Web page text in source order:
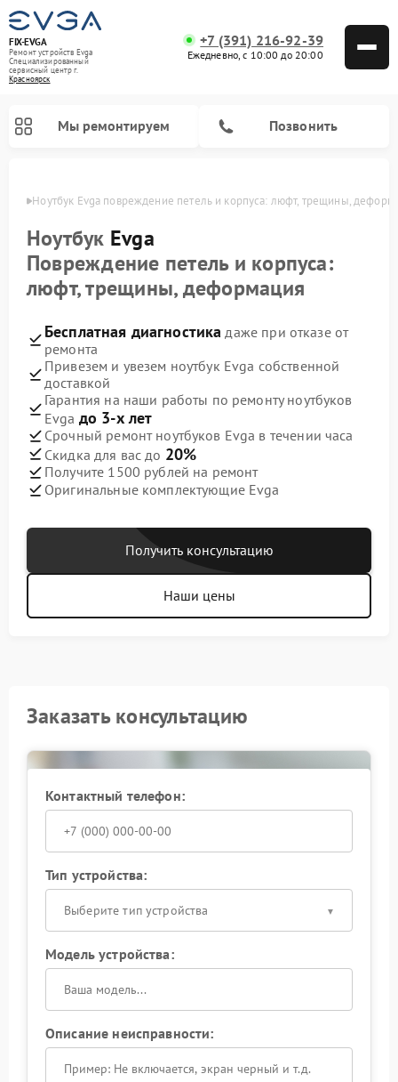
FIX-EVGA
Ремонт устройств Evga
Специализированный
cервисный центр г.
Красноярск
+7 (391) 216-92-39
Ежедневно, с 10:00 до 20:00
Мы ремонтируем Позвонить
Ноутбук Evga повреждение петель и корпуса: люфт, трещины,
Ноутбук Evga
Повреждение петель и корпуса:
люфт, трещины, деформация
Бесплатная диагностика даже при отказе от
ремонта
Привезем и увезем ноутбук Evga собственной
доставкой
Гарантия на наши работы по ремонту ноутбуков
Evga до 3-х лет
Срочный ремонт ноутбуков Evga в течении часа
Скидка для вас до 20%
Получите 1500 рублей на ремонт
Оригинальные комплектующие Evga
Получить консультацию
Наши цены
Заказать консультацию
Контактный телефон:
Тип устройства:
Выберите тип устройства
Модель устройства:
Описание неисправности: